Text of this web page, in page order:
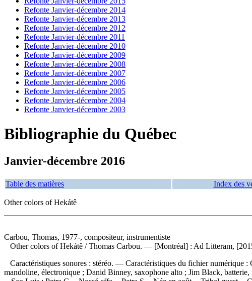
Refonte Janvier-décembre 2014
Refonte Janvier-décembre 2013
Refonte Janvier-décembre 2012
Refonte Janvier-décembre 2011
Refonte Janvier-décembre 2010
Refonte Janvier-décembre 2009
Refonte Janvier-décembre 2008
Refonte Janvier-décembre 2007
Refonte Janvier-décembre 2006
Refonte Janvier-décembre 2005
Refonte Janvier-décembre 2004
Refonte Janvier-décembre 2003
Bibliographie du Québec
Janvier-décembre 2016
Table des matières Index des
Other colors of Hekátê
Carbou, Thomas, 1977-, compositeur, instrumentiste
Other colors of Hekátê / Thomas Carbou. — [Montréal] : Ad Litteram,
Caractéristiques sonores : stéréo. — Caractéristiques du fichier
mandoline, électronique ; Danid Binney, saxophone alto ; Jim Black,